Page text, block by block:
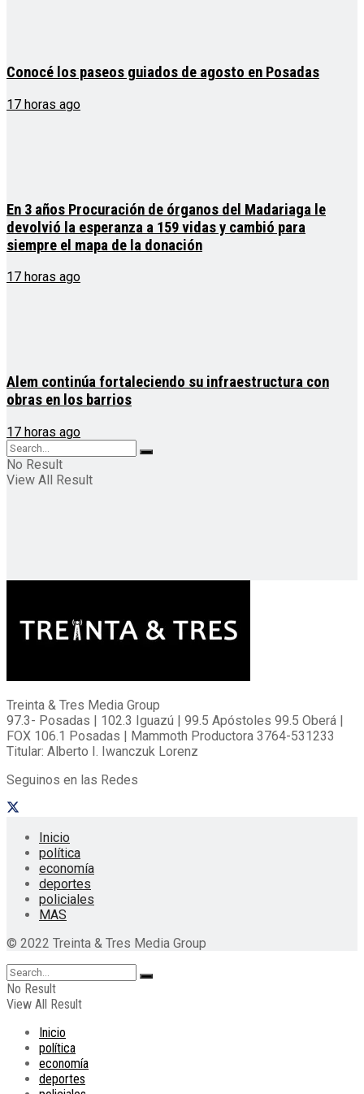
Conocé los paseos guiados de agosto en Posadas
17 horas ago
En 3 años Procuración de órganos del Madariaga le
devolvió la esperanza a 159 vidas y cambió para
siempre el mapa de la donación
17 horas ago
Alem continúa fortaleciendo su infraestructura con
obras en los barrios
17 horas ago
No Result
View All Result
Treinta & Tres Media Group
97.3- Posadas | 102.3 Iguazú | 99.5 Apóstoles 99.5 Oberá |
FOX 106.1 Posadas | Mammoth Productora 3764-531233
Titular: Alberto I. Iwanczuk Lorenz
Seguinos en las Redes
Inicio
política
economía
deportes
policiales
MAS
© 2022 Treinta & Tres Media Group
No Result
View All Result
Inicio
política
economía
deportes